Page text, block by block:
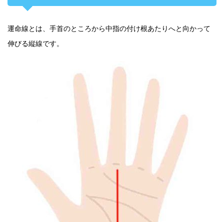
運命線とは、手首のところから中指の付け根あたりへと向かって
伸びる縦線です。